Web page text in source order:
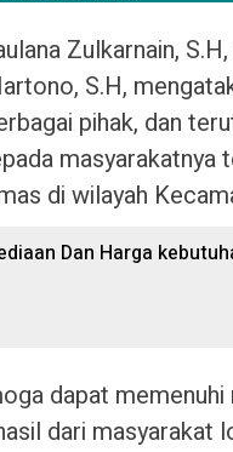
Zulkarnain,
S.H,
pihak, dan
masyarakatnya
di wilayah
Dan Harga
dapat
dari masyarakat